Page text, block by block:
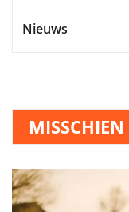
Nieuws
MISSCHIEN